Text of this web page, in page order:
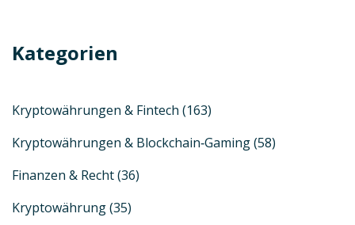
Kategorien
Kryptowährungen & Fintech (163)
Kryptowährungen & Blockchain‑Gaming(58)
Finanzen & Recht(36)
Kryptowährung(35)